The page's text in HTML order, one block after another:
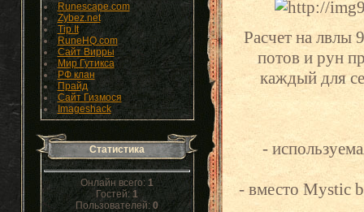
Runescape.com
Zybez.net
Tip.It
RuneHQ.com
Сайт Вирры
Мир Гутикса
РФ клан
Прайд
Сайт Гизмося
Imageshack
Статистика
Онлайн всего: 1
Гостей: 1
Пользователей: 0
Расчет на лвлы
потов и рун
каждый для
-
- вместо Mystic